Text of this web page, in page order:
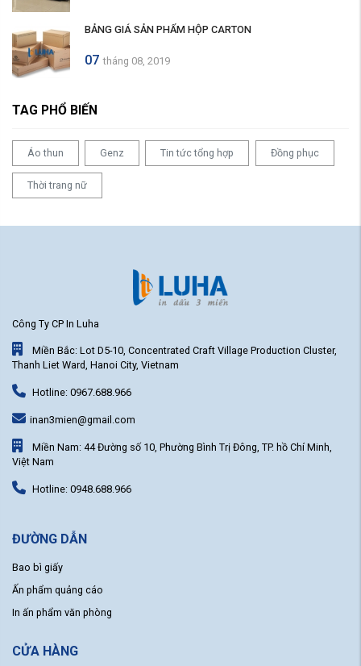
BẢNG GIÁ SẢN PHẨM HỘP CARTON
07 tháng 08, 2019
TAG PHỔ BIẾN
Áo thun Genz Tin tức tổng hợp Đồng phục
Thời trang nữ
Công Ty CP In Luha
Miền Bắc: Lot D5-10, Concentrated Craft Village Production Cluster,
Thanh Liet Ward, Hanoi City, Vietnam
Hotline: 0967.688.966
inan3mien@gmail.com
Miền Nam: 44 Đường số 10, Phường Bình Trị Đông, TP. hồ Chí Minh,
Việt Nam
Hotline: 0948.688.966
ĐƯỜNG DẪN
Bao bì giấy
Ấn phẩm quảng cáo
In ấn phẩm văn phòng
CỬA HÀNG